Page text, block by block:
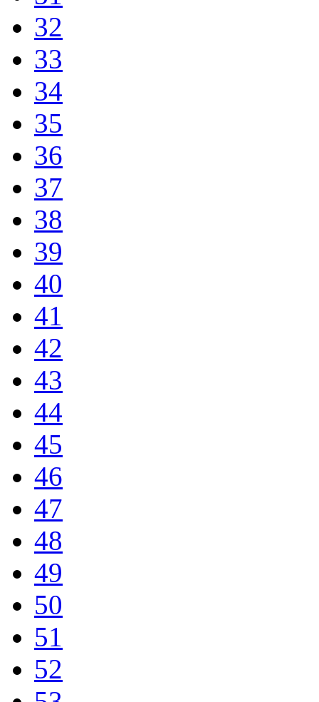
32
33
34
35
36
37
38
39
40
41
42
43
44
45
46
47
48
49
50
51
52